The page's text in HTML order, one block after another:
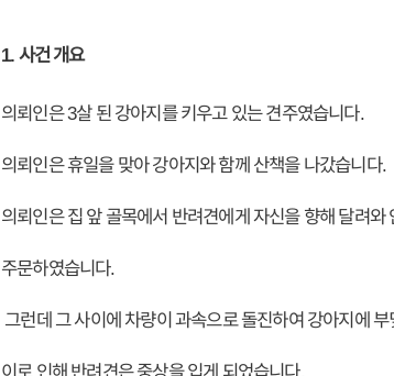
1. 사건 개요
의뢰인은 3살 된 강아지를 키우고 있는 견주였습니다.
의뢰인은 휴일을 맞아 강아지와 함께 산책을 나갔습니다.
의뢰인은 집 앞 골목에서 반려견에게 자신을 향해 달려와
주문하였습니다.
그런데 그 사이에 차량이 과속으로 돌진하여 강아지에